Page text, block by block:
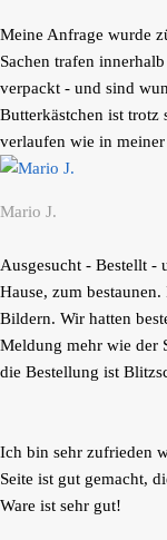
Meine Anfrage wurde
Sachen trafen
verpackt - und sind
Butterkästchen ist trotz
verlaufen wie in
Mario J.
Ausgesucht - Bestellt -
Hause, zum
Bildern. Wir hatten
Meldung mehr wie der
die Bestellung ist
Ich bin sehr zufrieden
Seite ist gut gemacht,
Ware ist sehr gut!